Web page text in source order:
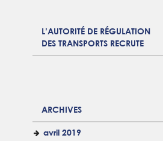
L’AUTORITÉ DE RÉGULATION
DES TRANSPORTS RECRUTE
ARCHIVES
avril 2019